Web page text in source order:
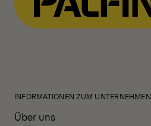
INFORMATIONEN ZUM UNTERNEHMEN
Über uns